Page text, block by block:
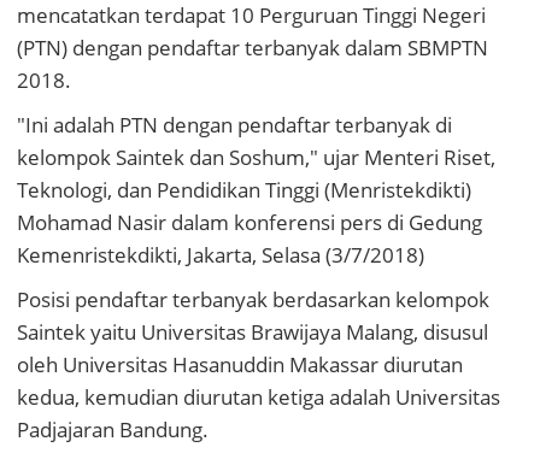
mencatatkan terdapat 10 Perguruan Tinggi Negeri
(PTN) dengan pendaftar terbanyak dalam SBMPTN
2018.
"Ini adalah PTN dengan pendaftar terbanyak di
kelompok Saintek dan Soshum," ujar Menteri Riset,
Teknologi, dan Pendidikan Tinggi (Menristekdikti)
Mohamad Nasir dalam konferensi pers di Gedung
Kemenristekdikti, Jakarta, Selasa (3/7/2018)
Posisi pendaftar terbanyak berdasarkan kelompok
Saintek yaitu Universitas Brawijaya Malang, disusul
oleh Universitas Hasanuddin Makassar diurutan
kedua, kemudian diurutan ketiga adalah Universitas
Padjajaran Bandung.